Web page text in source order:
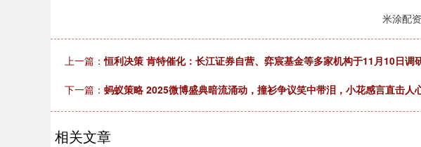
米涂配
上一篇：恒利决策 肯特催化：长江证券自营、弈宸基金等多家机构于11月10日调
下一篇： 蚂蚁策略 2025微博盛典暗流涌动，撞衫争议笑中带泪，小花感言直击人
相关文章